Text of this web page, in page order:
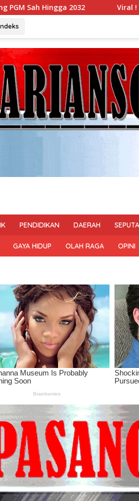
Viral ! Wartawati 22 Tahun Jadi
PENDIDIKAN DAERAH
GAYA HIDUP OLAH RAGA OPINI